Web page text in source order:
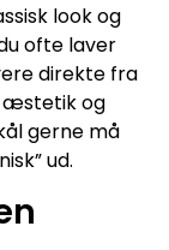
look og
ofte laver
direkte fra
æstetik og
gerne må
ud.